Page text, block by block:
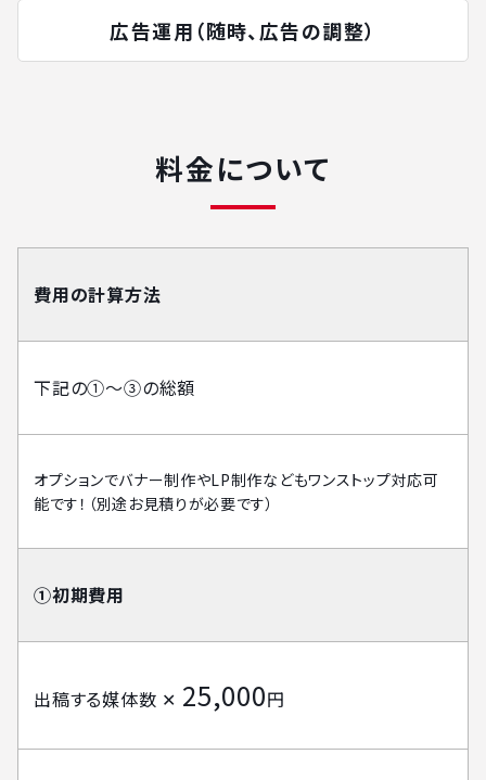
広告運用（随時、広告の調整）
料金について
費用の計算方法
下記の①〜③の総額
オプションでバナー制作やLP制作などもワンストップ対応可
能です！（別途お見積りが必要です）
①初期費用
出稿する媒体数 ✕ 25,000円